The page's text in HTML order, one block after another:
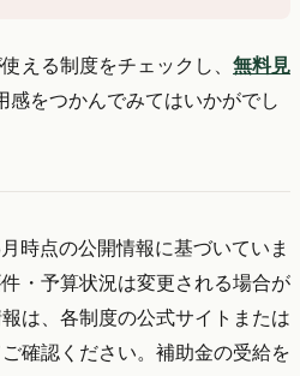
える制度をチェックし、 無料見
感をつかんでみてはいかがでし
時点の公開情報に基づいていま
・予算状況は変更される場合が
は、各制度の公式サイトまたは
確認ください。補助金の受給を